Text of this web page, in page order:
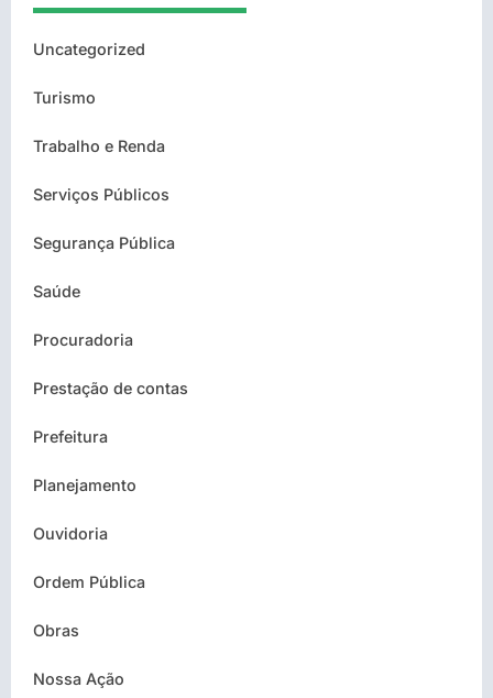
Uncategorized
Turismo
Trabalho e Renda
Serviços Públicos
Segurança Pública
Saúde
Procuradoria
Prestação de contas
Prefeitura
Planejamento
Ouvidoria
Ordem Pública
Obras
Nossa Ação